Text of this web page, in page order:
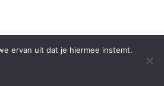
ervan uit dat je hiermee instemt.